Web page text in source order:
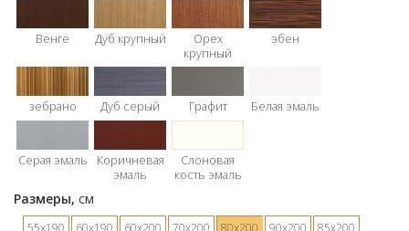
Венге Дуб крупный
Орех
крупный
эбен
зебрано Дуб серый Графит Белая эмаль
Серая эмаль
Коричневая
эмаль
Слоновая
кость эмаль
Размеры, см